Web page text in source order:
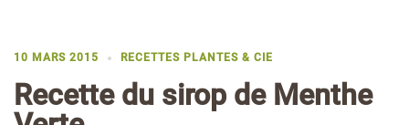
10 MARS 2015 RECETTES PLANTES & CIE
Recette du sirop de Menthe